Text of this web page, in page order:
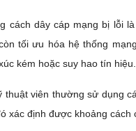
cách dây cáp mạng bị lỗi
tối ưu hóa hệ thống
kém hoặc suy hao tín hiệu.
viên thường sử dụng
xác định được khoảng